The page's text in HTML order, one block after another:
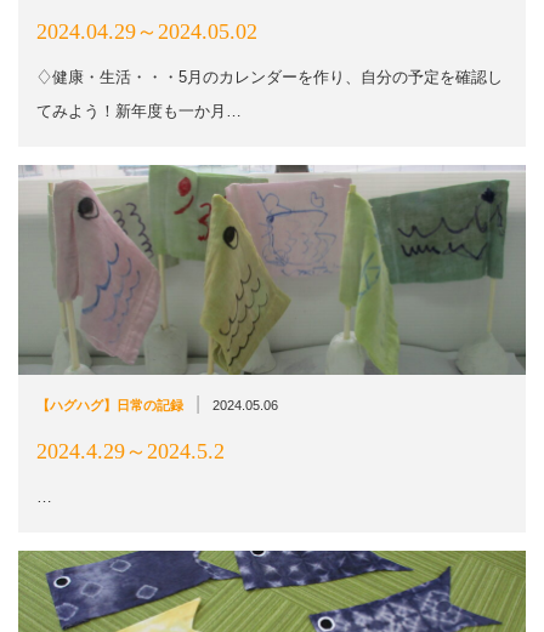
2024.04.29～2024.05.02
♢健康・生活・・・5月のカレンダーを作り、自分の予定を確認し
てみよう！新年度も一か月…
【ハグハグ】日常の記録 2024.05.06
2024.4.29～2024.5.2
…